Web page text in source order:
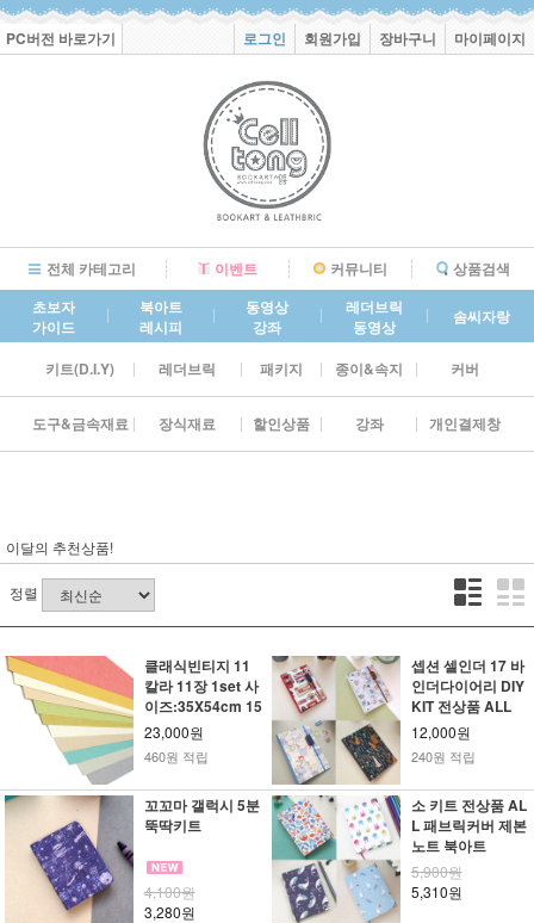
PC버전 바로가기 로그인 회원가입 장바구니 마이페이지
전체 카테고리 이벤트 커뮤니티
상품검색
초보자
가이드
북아트
레시피
동영상
강좌
레더브릭
동영상
솜씨자랑
키트(D.I.Y) 레더브릭 패키지 종이&속지 커버
도구&금속재료 장식재료 할인상품 강좌 개인결제창
이달의 추천상품!
정렬
클래식빈티지 11
칼라 11장 1set 사
이즈:35X54cm 15
7g
23,000원
460원 적립
셉션 셀인더 17 바
인더다이어리 DIY
KIT 전상품 ALL
12,000원
240원 적립
꼬꼬마 갤럭시 5분
뚝딱키트
4,100원
3,280원
소 키트 전상품 AL
L 패브릭커버 제본
노트 북아트
5,900원
5,310원